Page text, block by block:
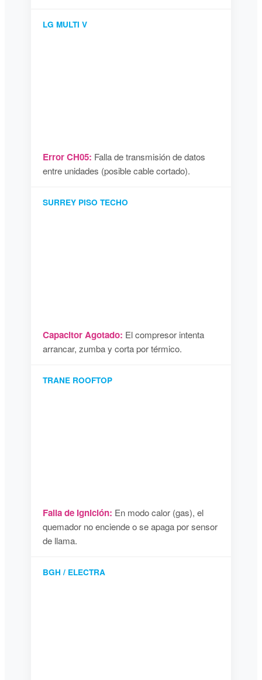
LG MULTI V
Error CH05: Falla de transmisión de datos
entre unidades (posible cable cortado).
SURREY PISO TECHO
Capacitor Agotado: El compresor intenta
arrancar, zumba y corta por térmico.
TRANE ROOFTOP
Falla de Ignición: En modo calor (gas), el
quemador no enciende o se apaga por sensor
de llama.
BGH / ELECTRA